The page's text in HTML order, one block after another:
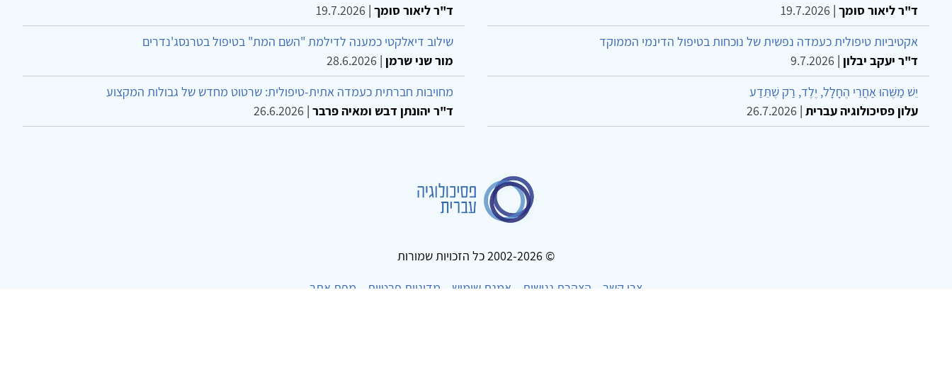
ד"ר ליאור סומך |
19.7.2026
אקטיביות טיפולית כעמדה נפשית של נוכחות בטיפול הדינמי הממוקד
ד"ר יעקב יבלון |
9.7.2026
יֵשׁ מַשֶּׁהוּ אַחֲרֵי הֶחָלָל, יֶלֶד, רַק שֶׁתֵּדַע
עלון פסיכולוגיה עברית |
26.7.2026
ד"ר ליאור סומך |
19.7.2026
שילוב דיאלקטי כמענה לדילמת "השם המת" בטיפול בטרנסג'נדרים
מור שני שרמן |
28.6.2026
מחויבות חברתית כעמדה אתית-טיפולית: שרטוט מחדש של גבולות המקצוע
ד"ר יהונתן דבש ומאיה פרבר |
26.6.2026
© 2002-2026 כל הזכויות שמורות
צרו קשר
הצהרת נגישות אמנת שימוש מדיניות פרטיות
מפת אתר